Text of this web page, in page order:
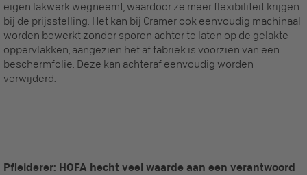
eigen lakwerk wegneemt, waardoor ze meer flexibiliteit krijgen
bij de prijsstelling. Het kan bij Cramer ook eenvoudig machinaal
worden bewerkt zonder sporen achter te laten op de gelakte
oppervlakken, aangezien het af fabriek is voorzien van een
beschermfolie. Deze kan achteraf eenvoudig worden
verwijderd.
Pfleiderer: HOFA hecht veel waarde aan een verantwoord